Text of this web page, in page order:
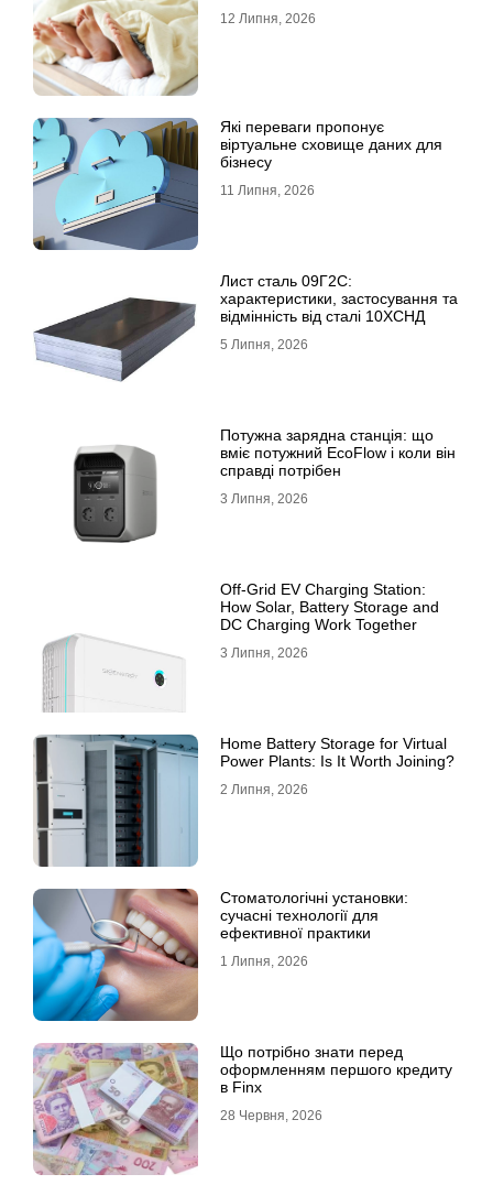
12 Липня, 2026
Які переваги пропонує
віртуальне сховище даних для
бізнесу
11 Липня, 2026
Лист сталь 09Г2С:
характеристики, застосування та
відмінність від сталі 10ХСНД
5 Липня, 2026
Потужна зарядна станція: що
вміє потужний EcoFlow і коли він
справді потрібен
3 Липня, 2026
Off-Grid EV Charging Station:
How Solar, Battery Storage and
DC Charging Work Together
3 Липня, 2026
Home Battery Storage for Virtual
Power Plants: Is It Worth Joining?
2 Липня, 2026
Стоматологічні установки:
сучасні технології для
ефективної практики
1 Липня, 2026
Що потрібно знати перед
оформленням першого кредиту
в Finx
28 Червня, 2026